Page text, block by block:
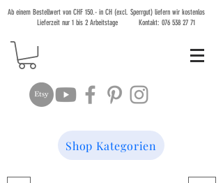
Ab einem Bestellwert von CHF 150.- in CH (excl. Sperrgut) liefern wir kostenlos
Lieferzeit nur 1 bis 2 Arbeitstage Kontakt: 076 538 27 71
Shop Kategorien